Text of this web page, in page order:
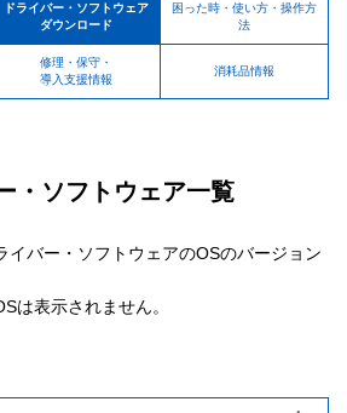
ドライバー・ソフトウェア
ダウンロード
困った時・使い方・操作方
法
修理・保守・
導入支援情報
消耗品情報
・ソフトウェア一覧
イバー・ソフトウェアのOSのバージョン
は表示されません。